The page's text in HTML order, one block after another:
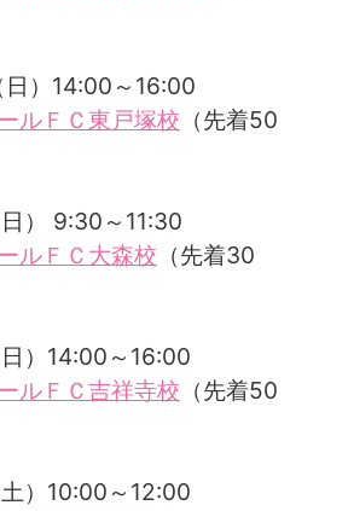
）14:00～16:00
ルＦＣ東戸塚校 （先着50
） 9:30～11:30
ルＦＣ大森校 （先着30
）14:00～16:00
ルＦＣ吉祥寺校 （先着50
）10:00～12:00